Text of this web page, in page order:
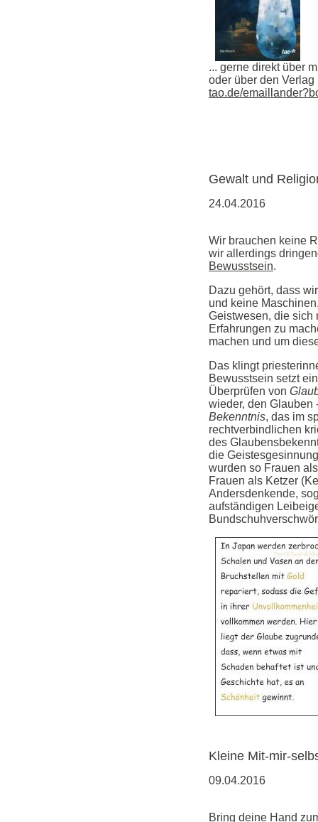
... gerne direkt über
oder über den Verlag
tao.de/
Gewalt und
24.04.2016
Wir brauchen keine
wir allerdings
Bewusstsein.
Dazu gehört, dass
und keine
Geistwesen, die sich
Erfahrungen zu
machen und um
Das klingt
Bewusstsein setzt
Überprüfen von
wieder, den
Bekenntnis, das im
rechtverbindlichen
des
die
wurden so Frauen
Frauen als Ketzer
Andersdenkende,
aufständigen
Kleine Mit-mir-
09.04.2016
Bring deine Hand